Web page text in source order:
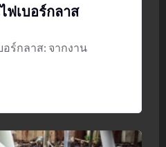
เบอร์กลาส
ร์กลาส: จากงาน